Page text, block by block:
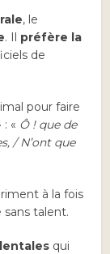
, le
. Il préfère la
de
pour faire
« Ô ! que de
/ N’ont que
à la fois
talent.
qui